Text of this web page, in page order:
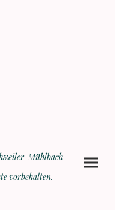
Mühlbach
vorbehalten.